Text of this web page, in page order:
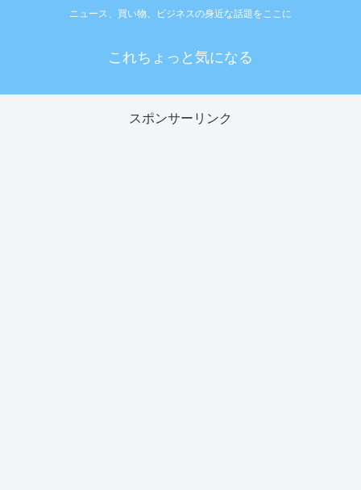
ニュース、買い物、ビジネスの身近な話題をここに
これちょっと気になる
スポンサーリンク